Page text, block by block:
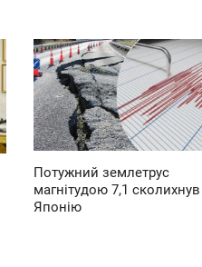
10:39
Потужний землетрус
магнітудою 7,1 сколихнув
Японію